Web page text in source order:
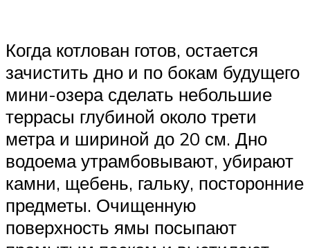
Когда котлован готов, остается
зачистить дно и по бокам будущего
мини-озера сделать небольшие
террасы глубиной около трети
метра и шириной до 20 см. Дно
водоема утрамбовывают, убирают
камни, щебень, гальку, посторонние
предметы. Очищенную
поверхность ямы посыпают